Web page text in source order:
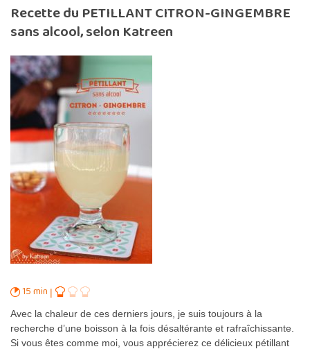
Recette du PETILLANT CITRON-GINGEMBRE
sans alcool, selon Katreen
15 min
Avec la chaleur de ces derniers jours, je suis toujours à la
recherche d’une boisson à la fois désaltérante et rafraîchissante.
Si vous êtes comme moi, vous apprécierez ce délicieux pétillant